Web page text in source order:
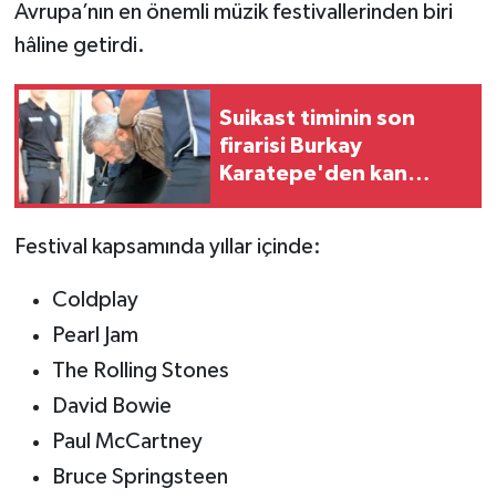
Avrupa’nın en önemli müzik festivallerinden biri
hâline getirdi.
Suikast timinin son
firarisi Burkay
Karatepe'den kan
Festival kapsamında yıllar içinde:
Coldplay
Pearl Jam
The Rolling Stones
David Bowie
Paul McCartney
Bruce Springsteen